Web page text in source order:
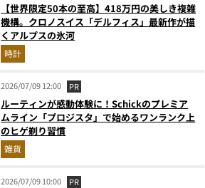
【世界限定50本の至高】418万円の美しき複雑
機構。クロノスイス「デルフィス」最新作が描
くアルプスの氷河
時計
2026/07/09 12:00 PR
ルーティンが感動体験に！Schickのプレミア
ムライン「プロジスタ」で始めるワンランク上
のヒゲ剃り習慣
雑貨
2026/07/09 10:00 PR